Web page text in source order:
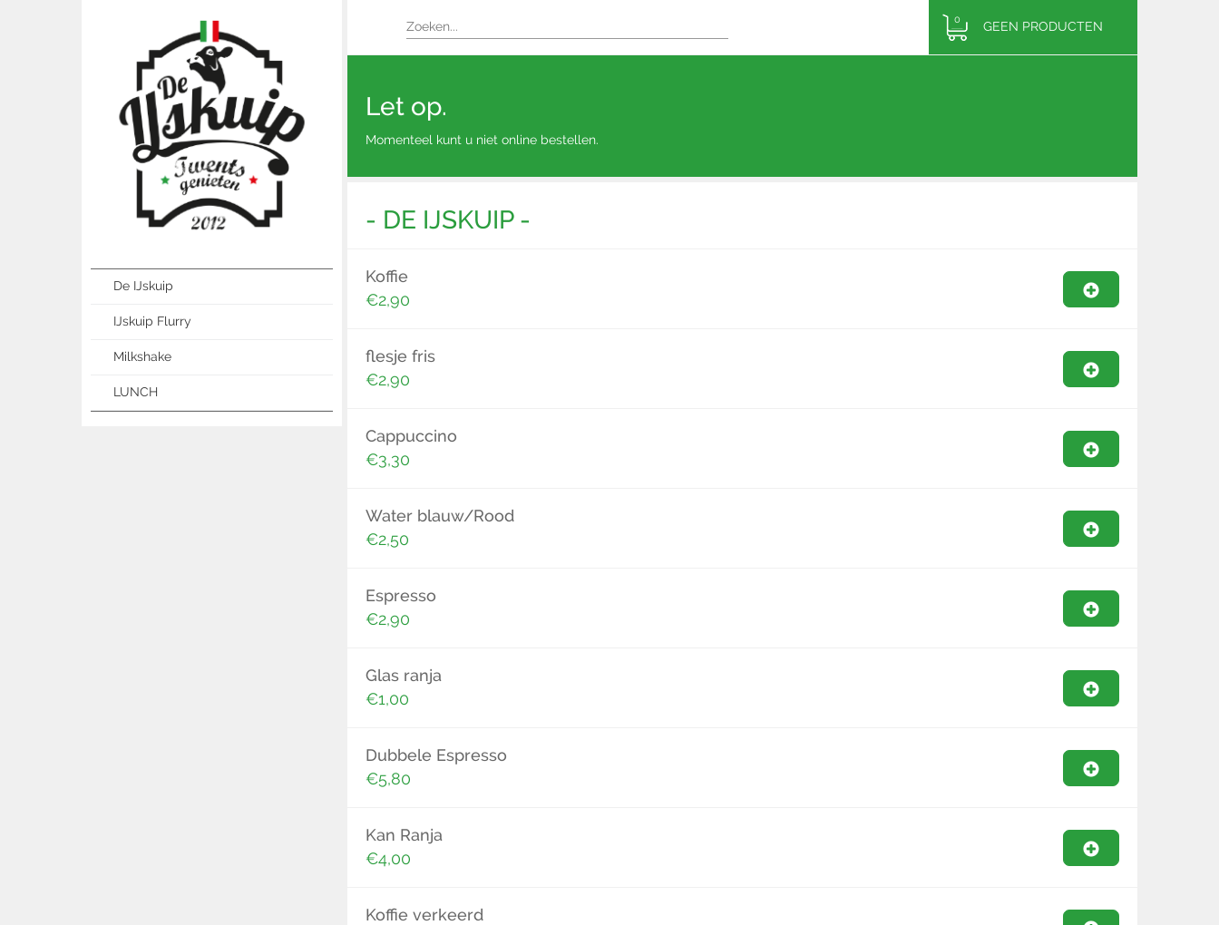
De IJskuip
IJskuip Flurry
Milkshake
LUNCH
0 GEEN PRODUCTEN
Let op.
Momenteel kunt u niet online bestellen.
- DE IJSKUIP -
Koffie
€2,90
flesje fris
€2,90
Cappuccino
€3,30
Water blauw/Rood
€2,50
Espresso
€2,90
Glas ranja
€1,00
Dubbele Espresso
€5,80
Kan Ranja
€4,00
Koffie verkeerd